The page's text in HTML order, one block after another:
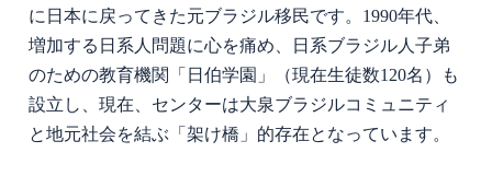
に日本に戻ってきた元ブラジル移民です。 1990年代、
増加する日系人問題に心を痛め、日系ブラジル人子弟
のための教育機関「日伯学園」（現在生徒数120名）も
設立し、現在、センターは大泉ブラジルコミュニティ
と地元社会を結ぶ「架け橋」的存在となっています。